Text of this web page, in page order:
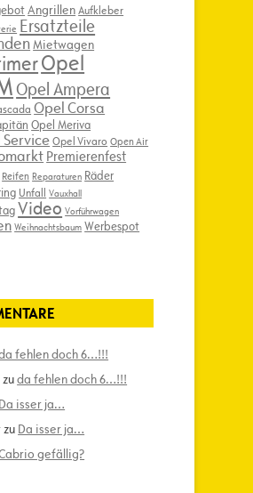
AngrillenAufkleber
Ersatzteile
Mietwagen
Opel
Opel Ampera
Opel Corsa
Opel Meriva
Opel Vivaro Open Air
Premierenfest
Reifen Reparaturen Räder
Unfall Vauxhall
Video Vorführwagen
Weihnachtsbaum Werbespot
fehlen doch 6…!!!
zuda fehlen doch 6…!!!
Da isser ja…
zu Da isser ja…
gefällig?